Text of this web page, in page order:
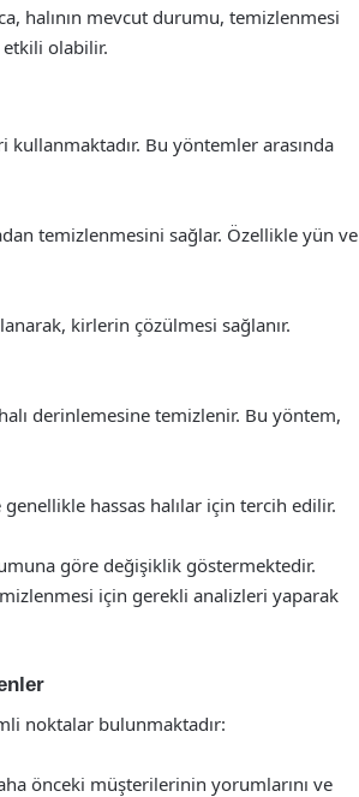
halının mevcut durumu, temizlenmesi
olabilir.
kullanmaktadır. Bu yöntemler arasında
temizlenmesini sağlar. Özellikle yün ve
kirlerin çözülmesi sağlanır.
derinlemesine temizlenir. Bu yöntem,
genellikle hassas halılar için tercih edilir.
göre değişiklik göstermektedir.
için gerekli analizleri yaparak
noktalar bulunmaktadır:
önceki müşterilerinin yorumlarını ve